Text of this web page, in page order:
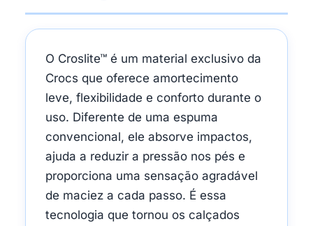
O Croslite™ é um material exclusivo da
Crocs que oferece amortecimento
leve, flexibilidade e conforto durante o
uso. Diferente de uma espuma
convencional, ele absorve impactos,
ajuda a reduzir a pressão nos pés e
proporciona uma sensação agradável
de maciez a cada passo. É essa
tecnologia que tornou os calçados